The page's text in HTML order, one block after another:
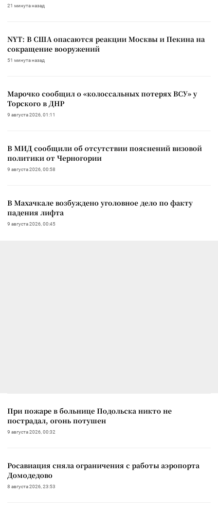
21 минута назад
NYT: В США опасаются реакции Москвы и Пекина на
сокращение вооружений
51 минута назад
Марочко сообщил о «колоссальных потерях ВСУ» у
Торского в ДНР
9 августа 2026, 01:11
В МИД сообщили об отсутствии пояснений визовой
политики от Черногории
9 августа 2026, 00:58
В Махачкале возбуждено уголовное дело по факту
падения лифта
9 августа 2026, 00:45
При пожаре в больнице Подольска никто не
пострадал, огонь потушен
9 августа 2026, 00:32
Росавиация сняла ограничения с работы аэропорта
Домодедово
8 августа 2026, 23:53